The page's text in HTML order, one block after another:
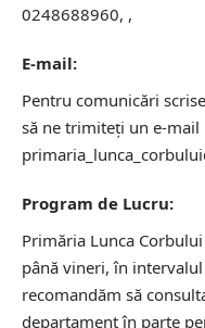
0248688960, ,
E-mail:
Pentru comunicări
să ne trimiteți un e-mail
Program de Lucru:
Primăria Lunca
până vineri, în
recomandăm să
departament în parte